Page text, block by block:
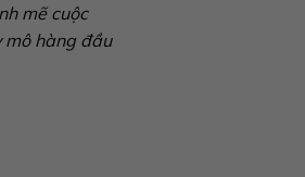
mẽ cuộc
mô hàng đầu